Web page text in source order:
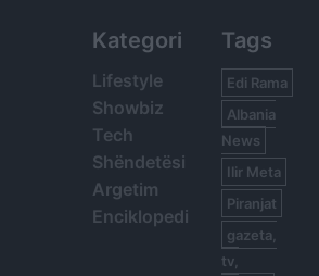
Kategori
Lifestyle
Showbiz
Tech
Shëndetësi
Argetim
Enciklopedi
Tags
Edi Rama
Albania
News
Ilir Meta
Piranjat
gazeta,
tv,